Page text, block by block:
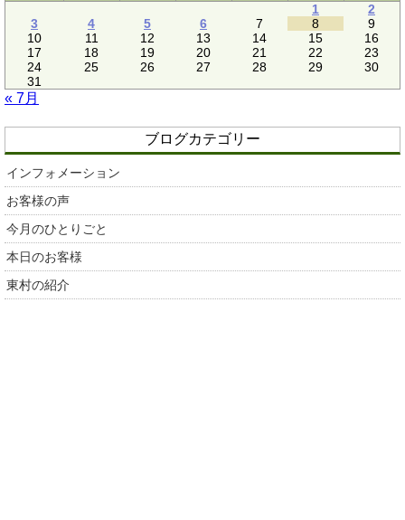
1
2
3
4 5 6 7 8
9
10
11 12 13 14 15
16
17
18 19 20 21 22
23
24
25 26 27 28 29
30
31
« 7月
ブログカテゴリー
インフォメーション
お客様の声
今月のひとりごと
本日のお客様
東村の紹介